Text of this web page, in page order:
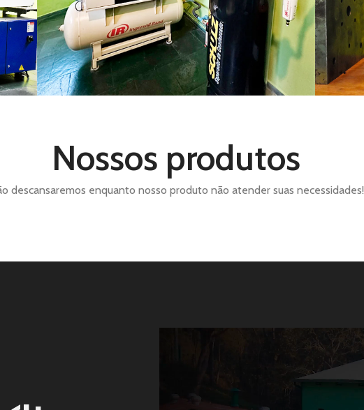
Nossos produtos
descansaremos enquanto nosso produto não atender suas necessidades!